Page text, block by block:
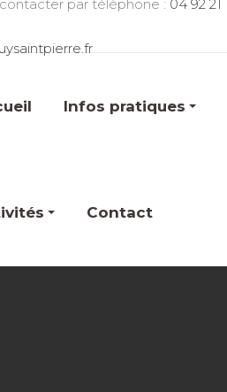
par téléphone : 04 92 21
Infos pratiques
Contact